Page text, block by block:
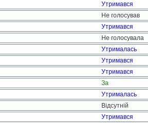
Утримався
Не голосував
Утримався
Не голосувала
Утрималась
Утримався
Утримався
За
Утрималась
Відсутній
Утримався